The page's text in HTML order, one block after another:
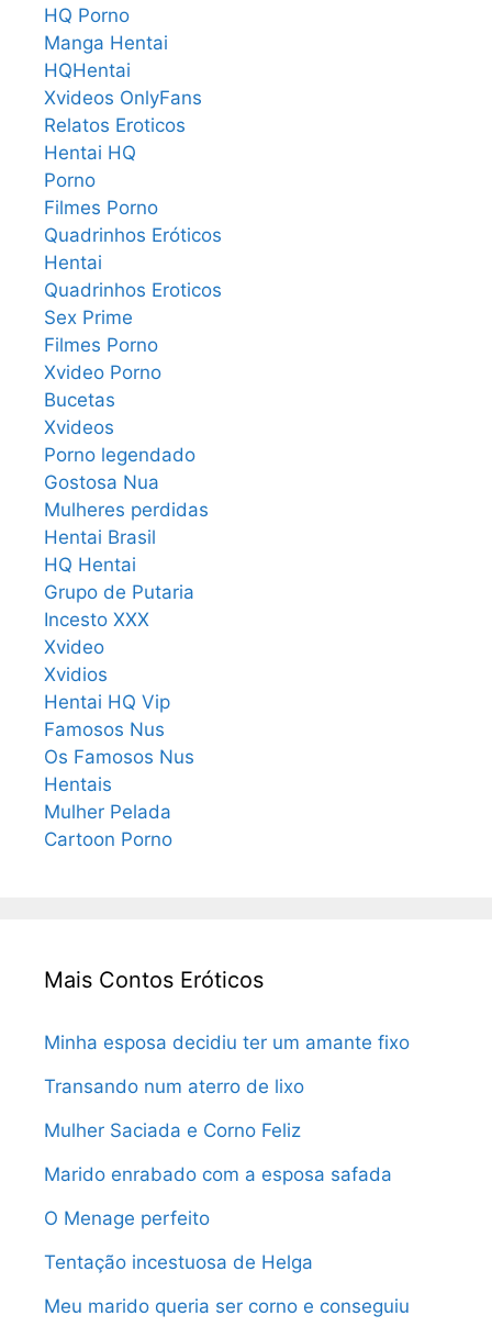
HQ Porno
Manga Hentai
HQHentai
Xvideos OnlyFans
Relatos Eroticos
Hentai HQ
Porno
Filmes Porno
Quadrinhos Eróticos
Hentai
Quadrinhos Eroticos
Sex Prime
Filmes Porno
Xvideo Porno
Bucetas
Xvideos
Porno legendado
Gostosa Nua
Mulheres perdidas
Hentai Brasil
HQ Hentai
Grupo de Putaria
Incesto XXX
Xvideo
Xvidios
Hentai HQ Vip
Famosos Nus
Os Famosos Nus
Hentais
Mulher Pelada
Cartoon Porno
Mais Contos Eróticos
Minha esposa decidiu ter um amante fixo
Transando num aterro de lixo
Mulher Saciada e Corno Feliz
Marido enrabado com a esposa safada
O Menage perfeito
Tentação incestuosa de Helga
Meu marido queria ser corno e conseguiu